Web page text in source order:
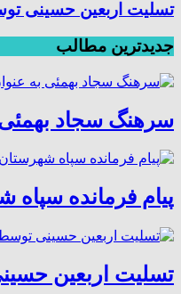
تسلیت اربعین حسینی
جدیدترین مطالب
سرهنگ سجاد
پیام فرمانده
تسلیت اربعین